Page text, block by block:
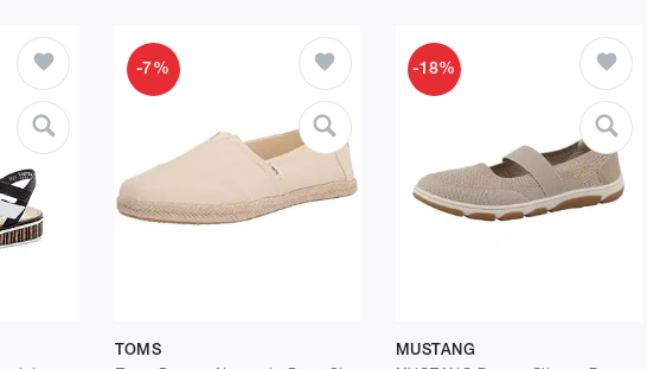
-7%
TOMS
-18%
MUSTANG